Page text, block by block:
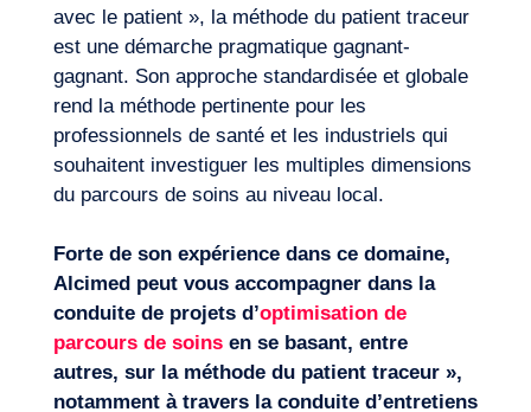
avec le patient », la méthode du patient traceur
est une démarche pragmatique gagnant-
gagnant. Son approche standardisée et globale
rend la méthode pertinente pour les
professionnels de santé et les industriels qui
souhaitent investiguer les multiples dimensions
du parcours de soins au niveau local.
Forte de son expérience dans ce domaine,
Alcimed peut vous accompagner dans la
conduite de projets d’optimisation de
parcours de soinsen se basant, entre
autres, sur la méthode du patient traceur »,
notamment à travers la conduite d’entretiens